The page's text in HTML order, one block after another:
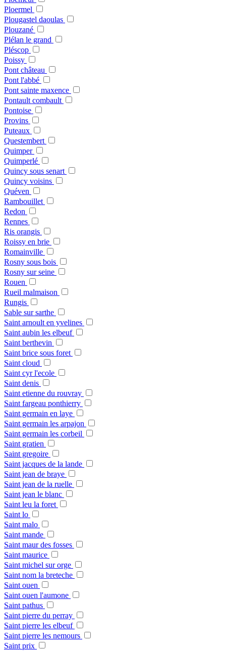
Ploermel
Plougastel daoulas
Plouzané
Plélan le grand
Pléscop
Poissy
Pont château
Pont l'abbé
Pont sainte maxence
Pontault combault
Pontoise
Provins
Puteaux
Questembert
Quimper
Quimperlé
Quincy sous senart
Quincy voisins
Quéven
Rambouillet
Redon
Rennes
Ris orangis
Roissy en brie
Romainville
Rosny sous bois
Rosny sur seine
Rouen
Rueil malmaison
Rungis
Sable sur sarthe
Saint arnoult en yvelines
Saint aubin les elbeuf
Saint berthevin
Saint brice sous foret
Saint cloud
Saint cyr l'ecole
Saint denis
Saint etienne du rouvray
Saint fargeau ponthierry
Saint germain en laye
Saint germain les arpajon
Saint germain les corbeil
Saint gratien
Saint gregoire
Saint jacques de la lande
Saint jean de braye
Saint jean de la ruelle
Saint jean le blanc
Saint leu la foret
Saint lo
Saint malo
Saint mande
Saint maur des fosses
Saint maurice
Saint michel sur orge
Saint nom la breteche
Saint ouen
Saint ouen l'aumone
Saint pathus
Saint pierre du perray
Saint pierre les elbeuf
Saint pierre les nemours
Saint prix